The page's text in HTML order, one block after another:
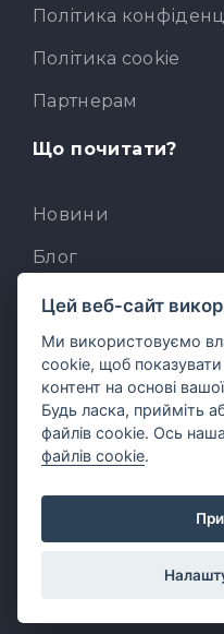
Політика
Політика cookie
Партнерам
Що почитати?
Новини
Блог
База знань
Для розробників
Вбудований AI-
MCP для AI-клієнтів
Цей веб-сайт
Ми використовуємо
cookie, щоб
контент на основі вашої
Будь ласка, прийміть
файлів cookie. Ось наша
файлів cookie.